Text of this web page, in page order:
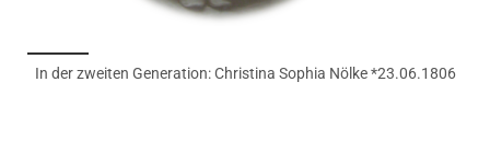
In der zweiten Generation: Christina Sophia Nölke *23.06.1806